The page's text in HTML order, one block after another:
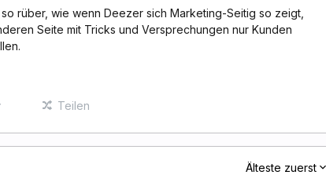
rüber, wie wenn Deezer sich Marketing-Seitig so zeigt,
Seite mit Tricks und Versprechungen nur Kunden
Teilen
Älteste zuerst